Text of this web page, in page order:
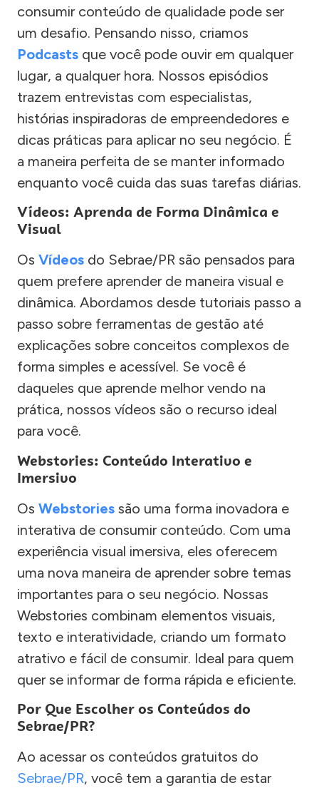
consumir conteúdo de qualidade pode ser
um desafio. Pensando nisso, criamos
Podcasts que você pode ouvir em qualquer
lugar, a qualquer hora. Nossos episódios
trazem entrevistas com especialistas,
histórias inspiradoras de empreendedores e
dicas práticas para aplicar no seu negócio. É
a maneira perfeita de se manter informado
enquanto você cuida das suas tarefas diárias.
Vídeos: Aprenda de Forma Dinâmica e
Visual
Os Vídeos do Sebrae/PR são pensados para
quem prefere aprender de maneira visual e
dinâmica. Abordamos desde tutoriais passo a
passo sobre ferramentas de gestão até
explicações sobre conceitos complexos de
forma simples e acessível. Se você é
daqueles que aprende melhor vendo na
prática, nossos vídeos são o recurso ideal
para você.
Webstories: Conteúdo Interativo e
Imersivo
Os Webstories são uma forma inovadora e
interativa de consumir conteúdo. Com uma
experiência visual imersiva, eles oferecem
uma nova maneira de aprender sobre temas
importantes para o seu negócio. Nossas
Webstories combinam elementos visuais,
texto e interatividade, criando um formato
atrativo e fácil de consumir. Ideal para quem
quer se informar de forma rápida e eficiente.
Por Que Escolher os Conteúdos do
Sebrae/PR?
Ao acessar os conteúdos gratuitos do
Sebrae/PR, você tem a garantia de estar